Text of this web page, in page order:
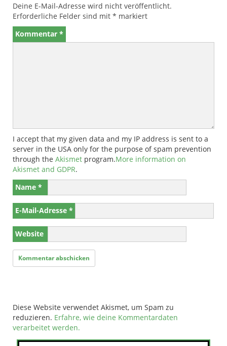
Deine E-Mail-Adresse wird nicht veröffentlicht.
Erforderliche Felder sind mit * markiert
Kommentar *
I accept that my given data and my IP address is sent to a
server in the USA only for the purpose of spam prevention
through the Akismet program.More information on
Akismet and GDPR.
Name *
E-Mail-Adresse *
Website
Diese Website verwendet Akismet, um Spam zu
reduzieren. Erfahre, wie deine Kommentardaten
verarbeitet werden.